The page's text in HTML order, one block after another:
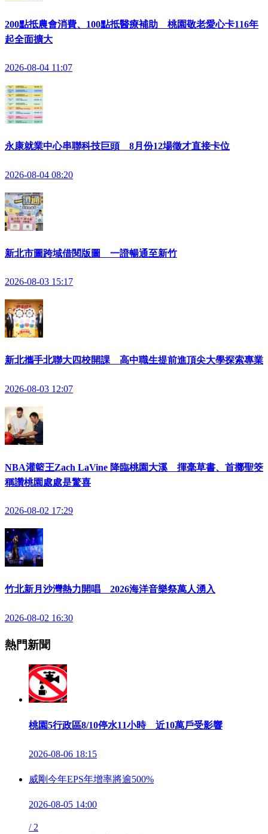
200點抵農會消費、100點抵醫療補助 桃園敬老愛心卡116年
起全面擴大
2026-08-04 11:07
永康就業中心串聯科技巨頭 8月份12場徵才直接卡位
2026-08-04 08:20
新北市圖跨域借閱版圖 一證暢通至新竹
2026-08-03 15:17
新北攜手北聯大四校開課 高中職生提前進頂尖大學探索專業
2026-08-03 12:07
NBA灌籃王Zach LaVine 降臨桃園大溪 揮毫草書、首擲聖筊
稱讚桃園處處是驚喜
2026-08-02 17:29
竹北新月沙灣熱力開唱 2026海洋音樂祭萬人湧入
2026-08-02 16:30
熱門新聞
桃園5行政區8/10停水11小時 近10萬戶受影響
2026-08-06 18:15
威剛今年EPS年增率將逾500%
2026-08-05 14:00
/ 2